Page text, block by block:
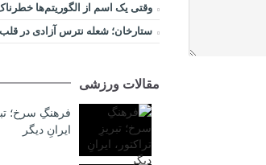
وقتی یک اسم از الگوریتم‌ها
ستارخان؛ شعله نترس آزادی در قلب
مقالات ورزشی
فرهنگِ سرخ؛
ایرانِ دیگر